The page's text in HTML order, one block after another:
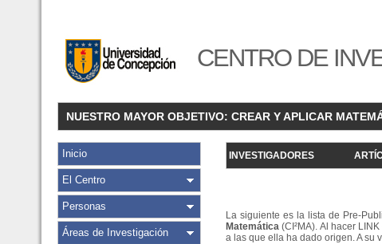
CENTRO DE
NUESTRO MAYOR OBJETIVO: CREAR Y APLICAR
Inicio
El Centro
Personas
Áreas de Investigación
INVESTIGADORES
La siguiente es la lista de Pre-
Matemática (CI²MA). Al hacer
a las que ella ha dado origen. A su